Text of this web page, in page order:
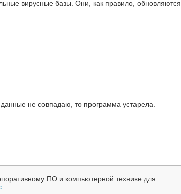
вирусные базы. Они, как правило, обновляются
не совпадаю, то программа устарела.
ПО и компьютерной технике для